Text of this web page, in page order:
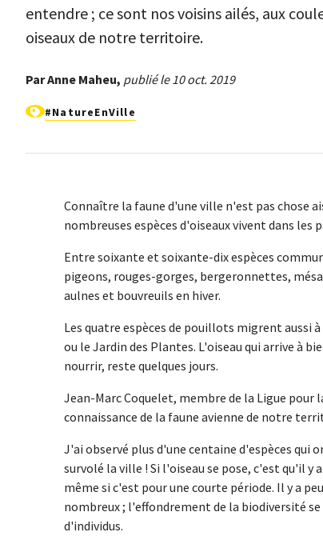
entendre ; ce sont nos voisins ailés, aux
oiseaux de notre territoire.
Par Anne Maheu, publié le 10 oct. 2019
#NatureEnVille
Connaître la faune d'une ville n'est pas chose
nombreuses espèces d'oiseaux vivent dans les
Entre soixante et soixante-dix espèces
pigeons, rouges-gorges, bergeronnettes,
aulnes et bouvreuils en hiver.
Les quatre espèces de pouillots migrent aussi
ou le Jardin des Plantes. L'oiseau qui arrive à
nourrir, reste quelques jours.
Jean-Marc Coquelet, membre de la Ligue
connaissance de la faune avienne de notre
J'ai observé plus d'une centaine d'espèces qui
survolé la ville ! Si l'oiseau se pose, c'est qu'il
même si c'est pour une courte période. Il y a
nombreux ; l'effondrement de la biodiversité
d'individus.